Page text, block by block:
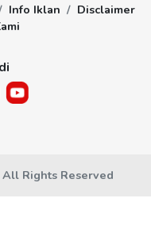
Info Iklan
Disclaimer
Rights Reserved